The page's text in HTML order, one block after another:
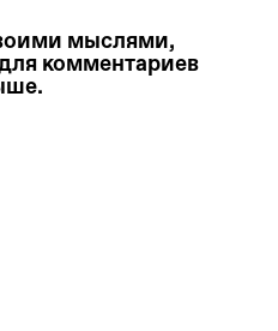
мыслями,
комментариев